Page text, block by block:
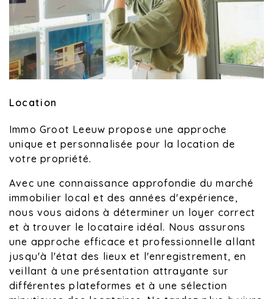
Location
Immo Groot Leeuw propose une approche
unique et personnalisée pour la location de
votre propriété.
Avec une connaissance approfondie du marché
immobilier local et des années d'expérience,
nous vous aidons à déterminer un loyer correct
et à trouver le locataire idéal. Nous assurons
une approche efficace et professionnelle allant
jusqu'à l'état des lieux et l'enregistrement, en
veillant à une présentation attrayante sur
différentes plateformes et à une sélection